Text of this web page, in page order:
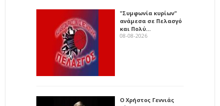
"Συμφωνία κυρίων"
ανάμεσα σε Πελασγό
και Πολύ…
08-08-2026
Ο Χρήστος Γεννιάς